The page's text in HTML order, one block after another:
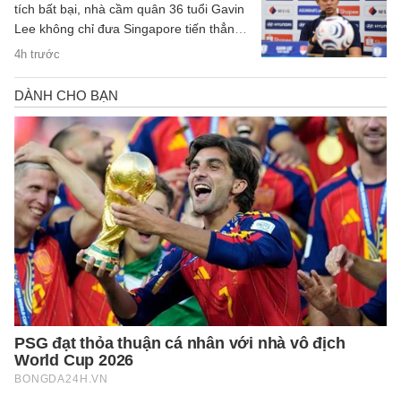
4h trước
tích bất bại, nhà cầm quân 36 tuổi Gavin
Lee không chỉ đưa Singapore tiến thẳng
vào bán kết ASEAN Cup 2026, mà còn
khoa học của chiến lược gia trẻ tuổi bậc
nhất khu vực.